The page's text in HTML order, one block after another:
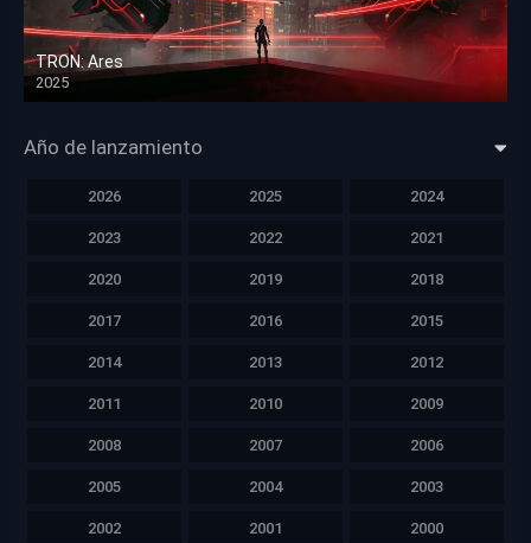
TRON: Ares
2025
HD 1080p
Año de lanzamiento
2026 2025 2024
2023 2022 2021
2020 2019 2018
2017 2016 2015
2014 2013 2012
2011 2010 2009
2008 2007 2006
2005 2004 2003
2002 2001 2000